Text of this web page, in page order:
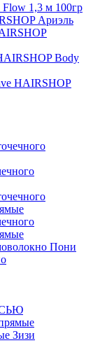
1,3 м 100гр
Ариэль
Body
HAIRSHOP
Пони
Зизи